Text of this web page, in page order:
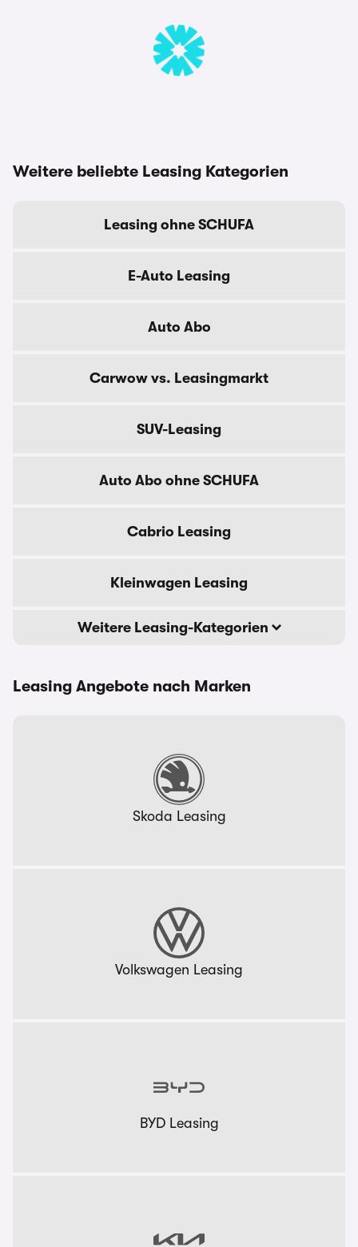
Weitere beliebte Leasing Kategorien
Leasing ohne SCHUFA
E-Auto Leasing
Auto Abo
Carwow vs. Leasingmarkt
SUV-Leasing
Auto Abo ohne SCHUFA
Cabrio Leasing
Kleinwagen Leasing
Weitere Leasing-Kategorien
Leasing Angebote nach Marken
Skoda Leasing
Volkswagen Leasing
BYD Leasing